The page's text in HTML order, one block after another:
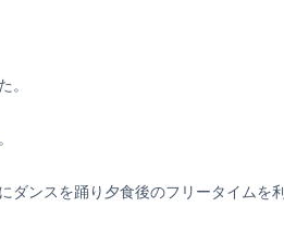
。
ンスを踊り夕食後のフリータイムを